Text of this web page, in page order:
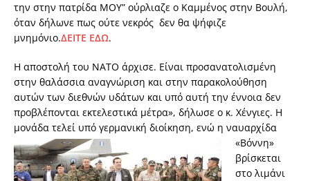
την στην πατρίδα ΜΟΥ” ούρλιαζε ο Καμμένος στην Βουλή,
όταν δήλωνε πως ούτε νεκρός δεν θα ψήφιζε
μνημόνιο.ΔΕΙΤΕ ΕΔΩ.
H αποστολή του ΝΑΤΟ άρχισε. Είναι προσανατολισμένη
στην θαλάσσια αναγνώριση και στην παρακολούθηση
αυτών των διεθνών υδάτων και υπό αυτή την έννοια δεν
προβλέπονται εκτελεστικά μέτρα», δήλωσε ο κ. Χένγιες. Η
μονάδα τελεί υπό γερμανική διοίκηση, ενώ η ναυαρχίδα
«Βόννη»
βρίσκεται
στο λιμάνι